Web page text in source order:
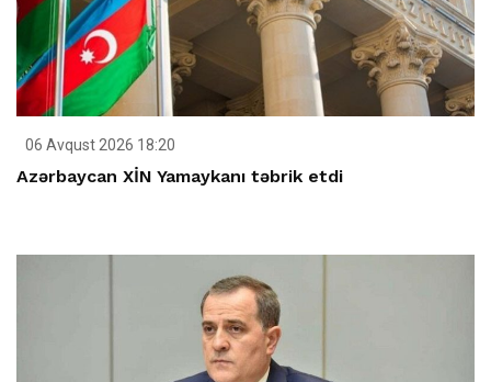
06 Avqust 2026 18:20
Azərbaycan XİN Yamaykanı təbrik etdi